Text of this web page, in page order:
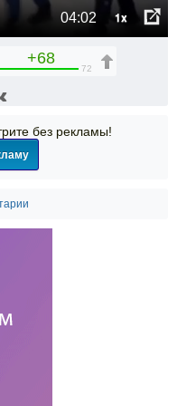
04:02 1x
+68
72
без рекламы!